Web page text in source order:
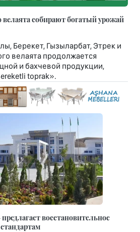
велаята собирают богатый урожай
Берекет, Гызыларбат, Этрек и
велаята продолжается
и бахчевой продукции,
toprak».
восстановительное